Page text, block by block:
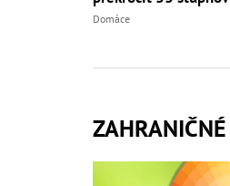
Domáce
ZAHRANIČNÉ